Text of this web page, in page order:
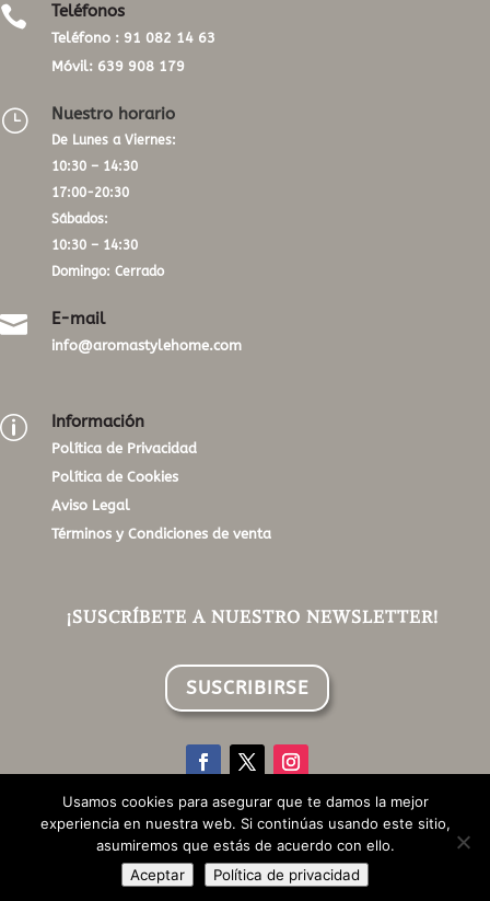
 Teléfonos
Teléfono : 91 082 14 63
Móvil: 639 908 179
} Nuestro horario
De Lunes a Viernes:
10:30 – 14:30
17:00-20:30
Sábados:
10:30 – 14:30
Domingo: Cerrado
 E-mail
info@aromastylehome.com
p Información
Política de Privacidad
Política de Cookies
Aviso Legal
Términos y Condiciones de venta
¡SUSCRÍBETE A NUESTRO NEWSLETTER!
SUSCRIBIRSE
©Aroma Style Home | Todos los derechos reservados |
Design by Pixelgroup
Usamos cookies para asegurar que te damos la mejor
experiencia en nuestra web. Si continúas usando este sitio,
asumiremos que estás de acuerdo con ello.
Aceptar
Política de privacidad